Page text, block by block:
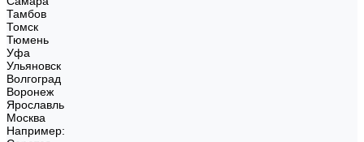
Тамбов
Томск
Тюмень
Уфа
Ульяновск
Волгоград
Воронеж
Ярославль
Москва
Например: